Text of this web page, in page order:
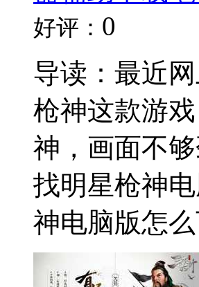
好评： 0
导读：最近
枪神这款游
神，画面不
找明星枪神
神电脑版怎